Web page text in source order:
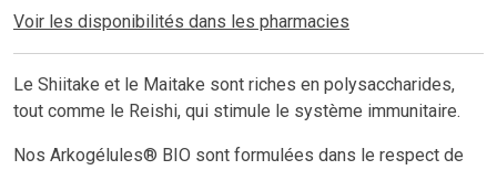
Voir les disponibilités dans les pharmacies
Le Shiitake et le Maitake sont riches en polysaccharides,
tout comme le Reishi, qui stimule le système immunitaire.
Nos Arkogélules® BIO sont formulées dans le respect de